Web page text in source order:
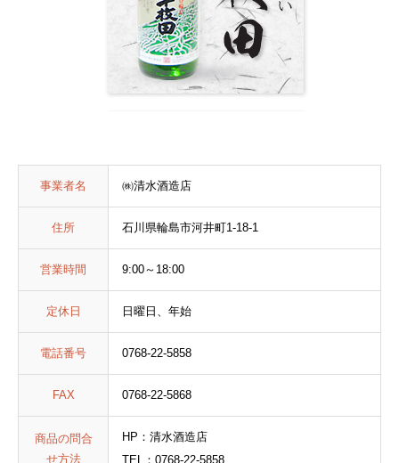
事業者名 ㈱清水酒造店
住所 石川県輪島市河井町1-18-1
営業時間 9:00～18:00
定休日 日曜日、年始
電話番号 0768-22-5858
FAX 0768-22-5868
商品の問合
せ方法
HP：清水酒造店
TEL：0768-22-5858